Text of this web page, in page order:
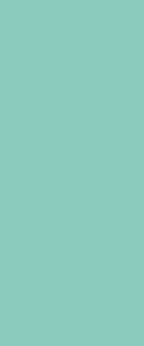
überflüssige
die